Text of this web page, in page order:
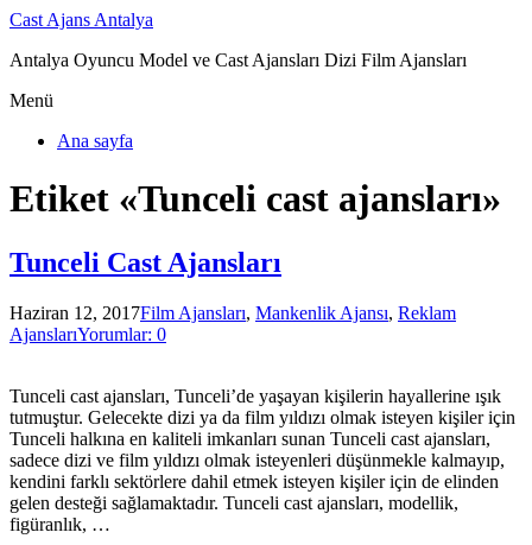
Cast Ajans Antalya
Antalya Oyuncu Model ve Cast Ajansları Dizi Film Ajansları
Menü
Ana sayfa
Etiket «Tunceli cast ajansları»
Tunceli Cast Ajansları
Haziran 12, 2017Film Ajansları, Mankenlik Ajansı, Reklam
AjanslarıYorumlar: 0
Tunceli cast ajansları, Tunceli’de yaşayan kişilerin hayallerine ışık
tutmuştur. Gelecekte dizi ya da film yıldızı olmak isteyen kişiler için
Tunceli halkına en kaliteli imkanları sunan Tunceli cast ajansları,
sadece dizi ve film yıldızı olmak isteyenleri düşünmekle kalmayıp,
kendini farklı sektörlere dahil etmek isteyen kişiler için de elinden
gelen desteği sağlamaktadır. Tunceli cast ajansları, modellik,
figüranlık, …